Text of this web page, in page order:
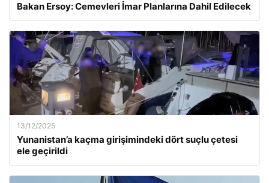
Bakan Ersoy: Cemevleri İmar Planlarına Dahil Edilecek
13/12/2025
Yunanistan’a kaçma girişimindeki dört suçlu çetesi
ele geçirildi